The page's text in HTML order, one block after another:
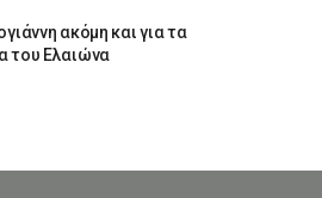
ακόμη και για τα
του Ελαιώνα